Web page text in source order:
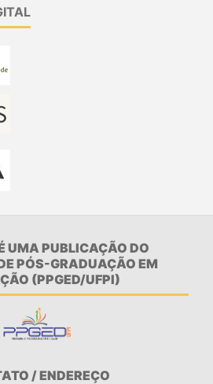
UMA PUBLICAÇÃO DO
PÓS-GRADUAÇÃO EM
(PPGED/UFPI)
/ ENDEREÇO